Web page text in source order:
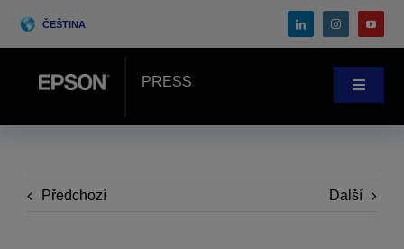
ČEŠTINA
PRESS
Toggle
Případové studie
Předchozí Další